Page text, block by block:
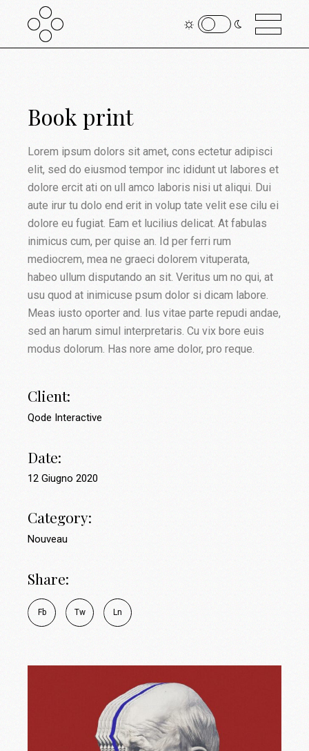
Book print
Lorem ipsum dolors sit amet, cons ectetur adipisci
elit, sed do eiusmod tempor inc ididunt ut labores et
dolore ercit ati on ull amco laboris nisi ut aliqui. Dui
aute irur tu dolo end erit in volup tate velit ese cilu ei
dolore eu fugiat. Eam et lucilius delicat. At fabulas
inimicus cum, per quise an. Id per ferri rum
mediocrem, mea ne graeci dolorem vituperata,
habeo ullum disputando an sit. Veritus um no qui, at
usu quod at inimicuse psum dolor si dicam labore.
Meas iusto oporter and. Ius vitae parte repudi andae,
sed an harum simul interpretaris. Cu vix bore euis
modus dolorum. Has nore ame dolor, pro reque.
Client:
Qode Interactive
Date:
12 Giugno 2020
Category:
Nouveau
Share:
Fb Tw Ln